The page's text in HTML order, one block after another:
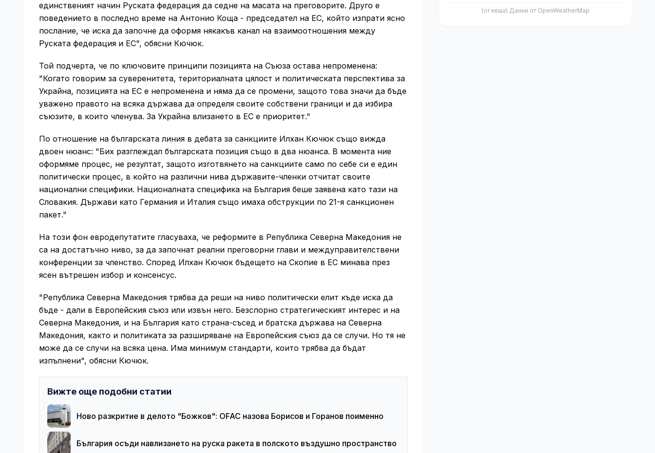
единственият начин Руската федерация да седне на масата на преговорите. Друго е
поведението в последно време на Антонио Коща - председател на ЕС, който изпрати ясно
послание, че иска да започне да оформя някакъв канал на взаимоотношения между
Руската федерация и ЕС", обясни Кючюк.
Той подчерта, че по ключовите принципи позицията на Съюза остава непроменена:
"Когато говорим за суверенитета, териториалната цялост и политическата перспектива за
Украйна, позицията на ЕС е непроменена и няма да се промени, защото това значи да бъде
уважено правото на всяка държава да определя своите собствени граници и да избира
съюзите, в които членува. За Украйна влизането в ЕС е приоритет."
По отношение на българската линия в дебата за санкциите Илхан Кючюк също вижда
двоен нюанс: "Бих разглеждал българската позиция също в два нюанса. В момента ние
оформяме процес, не резултат, защото изготвянето на санкциите само по себе си е един
политически процес, в който на различни нива държавите-членки отчитат своите
национални специфики. Националната специфика на България беше заявена като тази на
Словакия. Държави като Германия и Италия също имаха обструкции по 21-я санкционен
пакет."
На този фон евродепутатите гласуваха, че реформите в Република Северна Македония не
са на достатъчно ниво, за да започнат реални преговорни глави и междуправителствени
конференции за членство. Според Илхан Кючюк бъдещето на Скопие в ЕС минава през
ясен вътрешен избор и консенсус.
"Република Северна Македония трябва да реши на ниво политически елит къде иска да
бъде - дали в Европейския съюз или извън него. Безспорно стратегическият интерес и на
Северна Македония, и на България като страна-съсед и братска държава на Северна
Македония, както и политиката за разширяване на Европейския съюз да се случи. Но тя не
може да се случи на всяка цена. Има минимум стандарти, които трябва да бъдат
изпълнени", обясни Кючюк.
Вижте още подобни статии
Ново разкритие в делото "Божков": OFAC назова Борисов и Горанов поименно
България осъди навлизането на руска ракета в полското въздушно пространство
(от кеша) Данни от OpenWeatherMap